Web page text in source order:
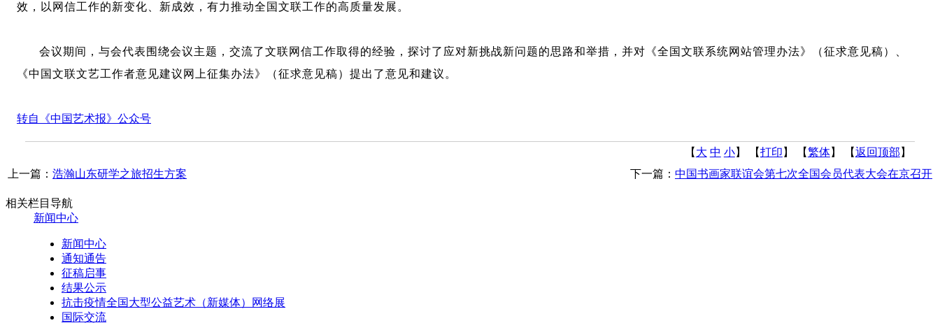
效，以网信工作的新变化、新成效，有力推动全国文联工作的高质量发展。
会议期间，与会代表围绕会议主题，交流了文联网信工作取得的经验，探讨了应对新挑战新问题的思路和举措，并对《全国文联系统网站管理办法》（征求意见稿）、
《中国文联文艺工作者意见建议网上征集办法》（征求意见稿）提出了意见和建议。
转自《中国艺术报》公众号
【 大 中 小】 【打印 】 【繁体】 【返回顶部 】
上一篇： 浩瀚山东研学之旅招生方案 下一篇： 中国书画家联谊会第七次全国会员代表大会在京召开
相关栏目导航
新闻中心
新闻中心
通知通告
征稿启事
结果公示
抗击疫情全国大型公益艺术（新媒体）网络展
国际交流